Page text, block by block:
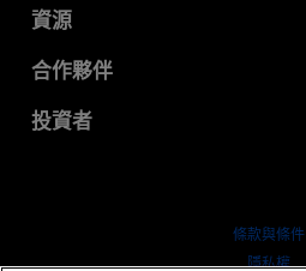
企業責任
招聘
聯絡我們
新聞室
媒體庫
資源
開發者中心
案例研究
合作夥伴
AMD 合作夥伴中心
投資者
條款與條件
隱私權